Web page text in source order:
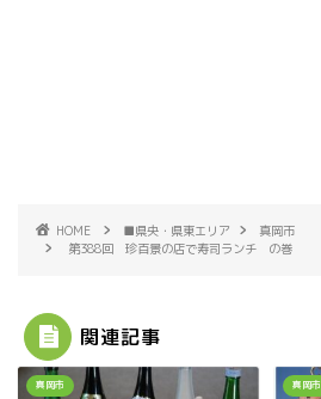
HOME ■県央・県東エリア
真岡市
第388回 珍百景の店で寿司ランチ の巻
関連記事
真岡市 真岡市